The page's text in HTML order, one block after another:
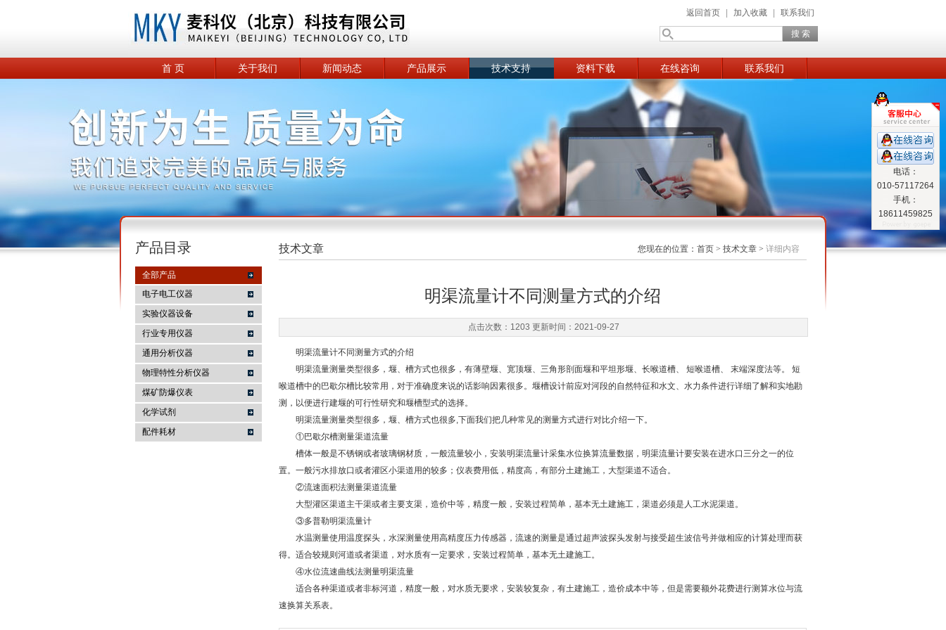
麦科仪（北京）科技有限公司
返回首页 加入收藏 联系我们
首 页 关于我们 新闻动态 产品展示 技术支持 资料下载 在线咨询 联系我们
产品目录
全部产品
电子电工仪器
实验仪器设备
行业专用仪器
通用分析仪器
物理特性分析仪器
煤矿防爆仪表
化学试剂
配件耗材
技术文章 您现在的位置： 首页 > 技术文章 > 详细内容
明渠流量计不同测量方式的介绍
点击次数：1203 更新时间：2021-09-27
明渠流量计不同测量方式的介绍
明渠流量测量类型很多，堰、槽方式也很多，有薄壁堰、宽顶堰、三角形剖面堰和平坦形堰、长喉道槽、 短喉道槽、 末端深度法等。 短
喉道槽中的巴歇尔槽比较常用，对于准确度来说的话影响因素很多。堰槽设计前应对河段的自然特征和水文、水力条件进行详细了解和实地勘
测，以便进行建堰的可行性研究和堰槽型式的选择。
明渠流量测量类型很多，堰、槽方式也很多,下面我们把几种常见的测量方式进行对比介绍一下。
①巴歇尔槽测量渠道流量
槽体一般是不锈钢或者玻璃钢材质，一般流量较小，安装明渠流量计采集水位换算流量数据，明渠流量计要安装在进水口三分之一的位
置。一般污水排放口或者灌区小渠道用的较多；仪表费用低，精度高，有部分土建施工，大型渠道不适合。
②流速面积法测量渠道流量
大型灌区渠道主干渠或者主要支渠，造价中等，精度一般，安装过程简单，基本无土建施工，渠道必须是人工水泥渠道。
③多普勒明渠流量计
水温测量使用温度探头，水深测量使用高精度压力传感器，流速的测量是通过超声波探头发射与接受超生波信号并做相应的计算处理而获
得。适合较规则河道或者渠道，对水质有一定要求，安装过程简单，基本无土建施工。
④水位流速曲线法测量明渠流量
适合各种渠道或者非标河道，精度一般，对水质无要求，安装较复杂，有土建施工，造价成本中等，但是需要额外花费进行测算水位与流
速换算关系表。
电话：
010-57117264
手机：
18611459825